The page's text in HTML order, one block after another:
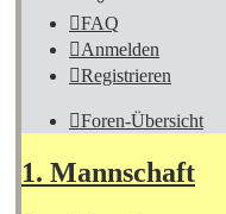
FAQ
Anmelden
Registrieren
Foren-Übersicht
1. Mannschaft